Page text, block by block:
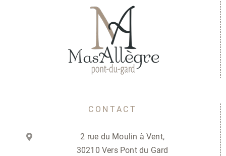
CONTACT
2 rue du Moulin à Vent,
30210 Vers Pont du Gard